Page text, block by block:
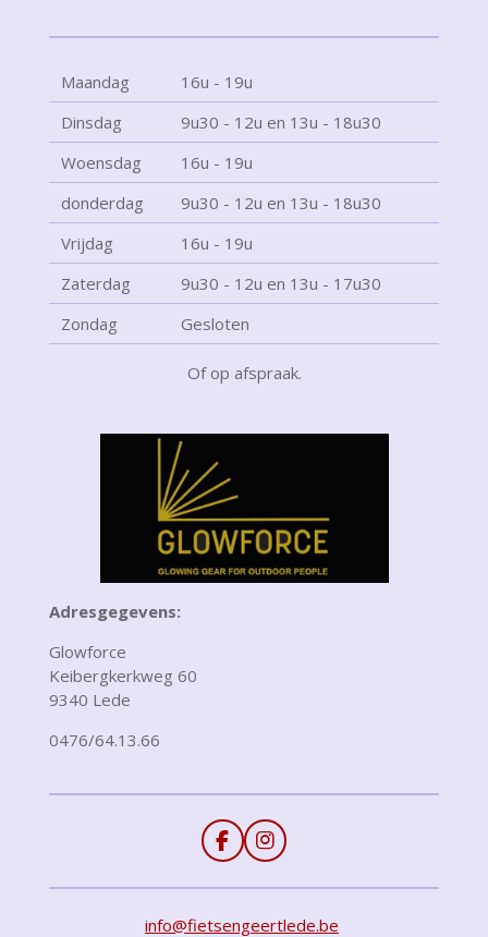
Maandag
16u - 19u
Dinsdag
9u30 - 12u en 13u - 18u30
Woensdag
16u - 19u
donderdag
9u30 - 12u en 13u - 18u30
Vrijdag
16u - 19u
Zaterdag
9u30 - 12u en 13u - 17u30
Zondag
Gesloten
Of op afspraak.
Adresgegevens:
Glowforce
Keibergkerkweg 60
9340 Lede
0476/64.13.66
F
c
b
I
s
a
info@fietsengeertlede.be